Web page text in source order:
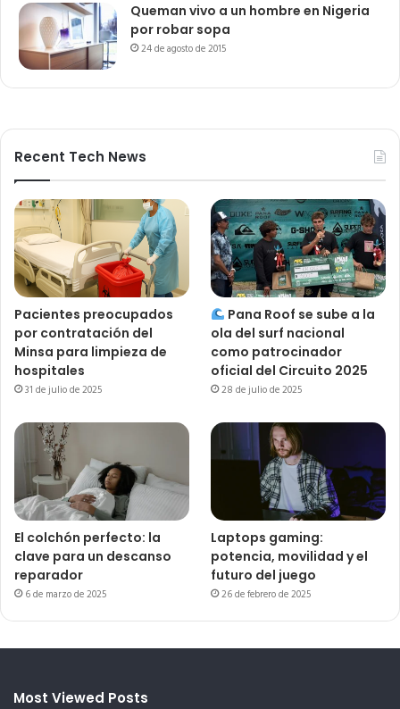
Queman vivo a un hombre en Nigeria
por robar sopa
24 de agosto de 2015
Recent Tech News
Pacientes preocupados
por contratación del
Minsa para limpieza de
hospitales
31 de julio de 2025
Pana Roof se sube a la
ola del surf nacional
como patrocinador
oficial del Circuito 2025
28 de julio de 2025
El colchón perfecto: la
clave para un descanso
reparador
6 de marzo de 2025
Laptops gaming:
potencia, movilidad y el
futuro del juego
26 de febrero de 2025
Most Viewed Posts